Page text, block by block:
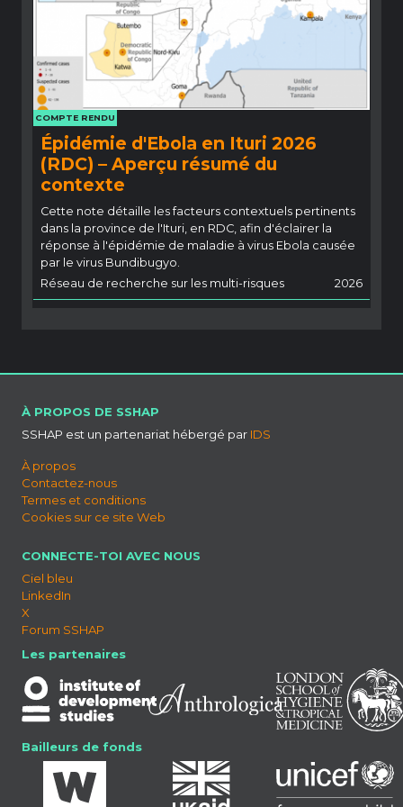
COMPTE RENDU
Épidémie d'Ebola en Ituri 2026
(RDC) – Aperçu résumé du
contexte
Cette note détaille les facteurs contextuels pertinents
dans la province de l'Ituri, en RDC, afin d'éclairer la
réponse à l'épidémie de maladie à virus Ebola causée
par le virus Bundibugyo.
Réseau de recherche sur les multi-risques
2026
À PROPOS DE SSHAP
SSHAP est un partenariat hébergé par IDS
À propos
Contactez-nous
Termes et conditions
Cookies sur ce site Web
CONNECTE-TOI AVEC NOUS
Ciel bleu
LinkedIn
X
Forum SSHAP
Les partenaires
Bailleurs de fonds